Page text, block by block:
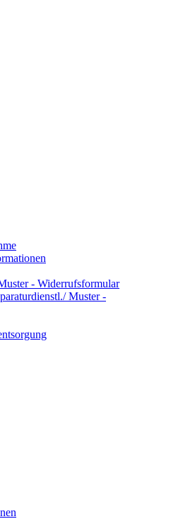
- Widerrufsformular
Muster -